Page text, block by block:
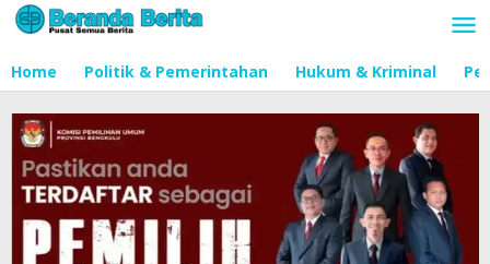
Lewati
ke
Home Politik & Pemerintahan Hukum & Kriminal